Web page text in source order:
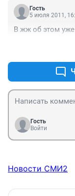
Гость
5 июля 2011,
В жж об этом
Гость
Войти
Новости СМИ2